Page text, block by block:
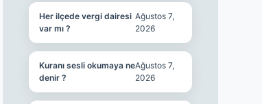
Her ilçede vergi dairesi
var mı ?
Ağustos 7,
2026
Kuranı sesli okumaya ne
denir ?
Ağustos 7,
2026